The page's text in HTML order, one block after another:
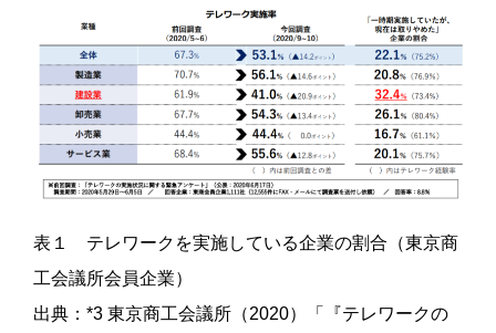
表１ テレワークを実施している企業の割合（東京商
工会議所会員企業）
出典：*3 東京商工会議所（2020）「『テレワークの